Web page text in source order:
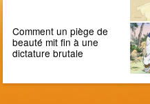
Comment un piège de
beauté mit fin à une
dictature brutale